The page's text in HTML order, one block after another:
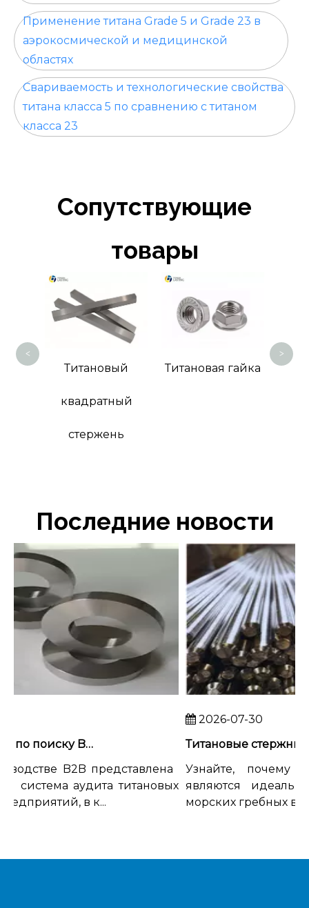
Применение титана Grade 5 и Grade 23 в
аэрокосмической и медицинской
областях
Свариваемость и технологические свойства
титана класса 5 по сравнению с титаном
класса 23
Сопутствующие
товары
Титановый
квадратный
стержень
Титановая гайка
< >
Последние новости
Руководство по поиску B2B: как провести аудит титанового ковочного завода
B2B представлена
система аудита титановых
в к...
2026-07-30
Узнайте, почему
являются
морских гребных